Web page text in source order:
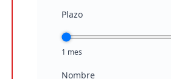
Plazo
1 mes
Nombre